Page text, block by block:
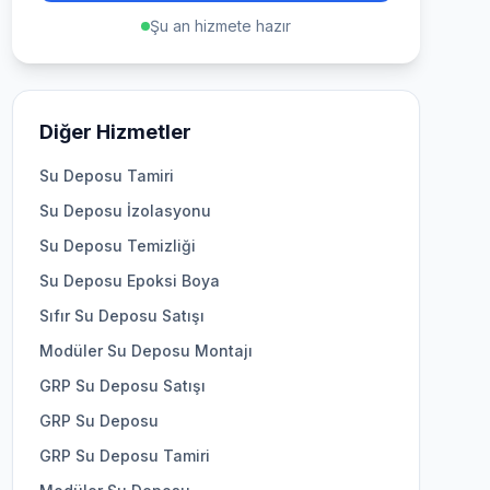
Şu an hizmete hazır
Diğer Hizmetler
Su Deposu Tamiri
Su Deposu İzolasyonu
Su Deposu Temizliği
Su Deposu Epoksi Boya
Sıfır Su Deposu Satışı
Modüler Su Deposu Montajı
GRP Su Deposu Satışı
GRP Su Deposu
GRP Su Deposu Tamiri